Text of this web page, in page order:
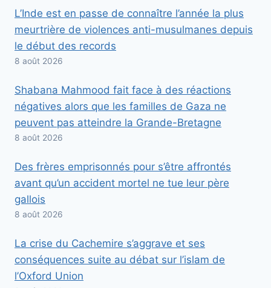
L’Inde est en passe de connaître l’année la plus
meurtrière de violences anti-musulmanes depuis
le début des records
8 août 2026
Shabana Mahmood fait face à des réactions
négatives alors que les familles de Gaza ne
peuvent pas atteindre la Grande-Bretagne
8 août 2026
Des frères emprisonnés pour s’être affrontés
avant qu’un accident mortel ne tue leur père
gallois
8 août 2026
La crise du Cachemire s’aggrave et ses
conséquences suite au débat sur l’islam de
l’Oxford Union